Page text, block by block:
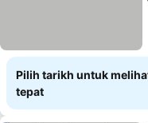
Pilih tarikh untuk
tepat